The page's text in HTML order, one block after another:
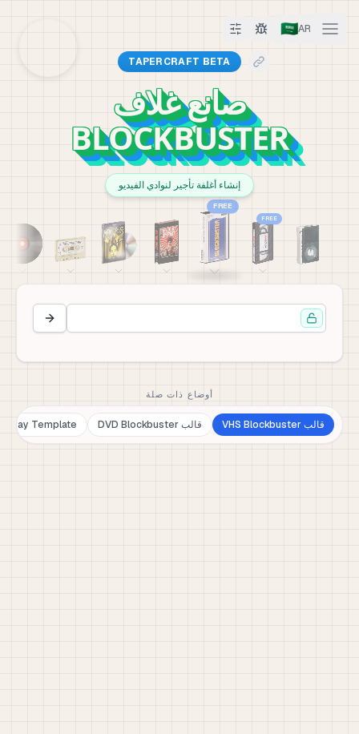
🇸🇦AR
TAPERCRAFT BETA
صانع غلاف
BLOCKBUSTER
إنشاء أغلفة تأجير لنوادي الفيديو
FREE
FREE
أوضاع ذات صلة
قالب VHS Blockbuster قالب DVD Blockbuster ray Template